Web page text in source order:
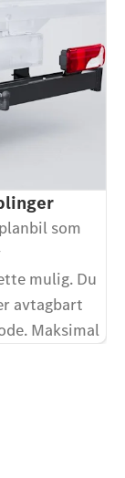
som
mulig. Du
avtagbart
Maksimal